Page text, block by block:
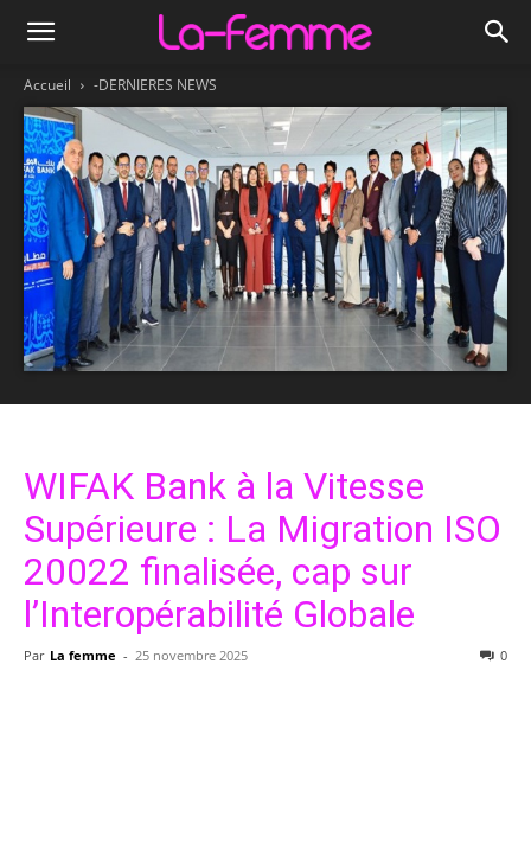
Accueil -DERNIERES NEWS
WIFAK Bank à la Vitesse
Supérieure : La Migration ISO
20022 finalisée, cap sur
l’Interopérabilité Globale
Par La femme - 25 novembre 2025 0